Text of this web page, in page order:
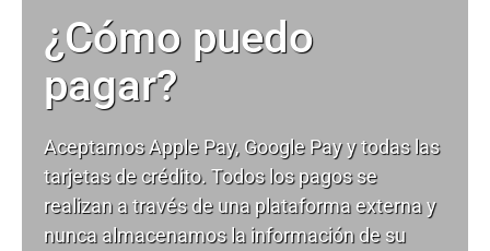
¿Cómo puedo
pagar?
Aceptamos Apple Pay, Google Pay y todas las
tarjetas de crédito. Todos los pagos se
realizan a través de una plataforma externa y
nunca almacenamos la información de su